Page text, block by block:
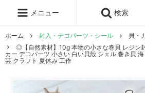
メニュー 検索
ホーム 封入・デコパーツ・シール
貝・
◎【自然素材】10g 本物の小さな巻貝 レジン
カー デコパーツ 小さい 白い貝殻 シェル 巻き貝
芸 クラフト 夏休み 工作